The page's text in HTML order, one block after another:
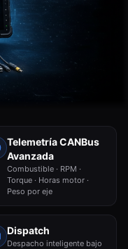
Telemetría CANBus
Avanzada
Combustible · RPM ·
Torque · Horas motor ·
Peso por eje
Dispatch
Despacho inteligente bajo